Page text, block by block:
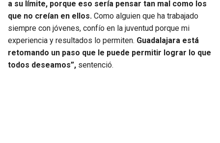
a su límite, porque eso sería pensar tan mal como los
que no creían en ellos. Como alguien que ha trabajado
siempre con jóvenes, confío en la juventud porque mi
experiencia y resultados lo permiten. Guadalajara está
retomando un paso que le puede permitir lograr lo que
todos deseamos”, sentenció.